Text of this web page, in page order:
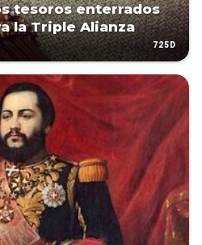
tesoros enterrados
la Triple Alianza
725D